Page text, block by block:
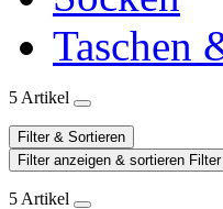
Taschen
5 Artikel
Filter & Sortieren
Filter anzeigen & sortieren
5 Artikel